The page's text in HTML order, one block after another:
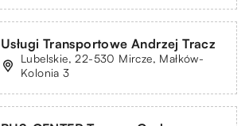
Usługi Transportowe Andrzej Tracz
Lubelskie, 22-530 Mircze, Małków-
Kolonia 3